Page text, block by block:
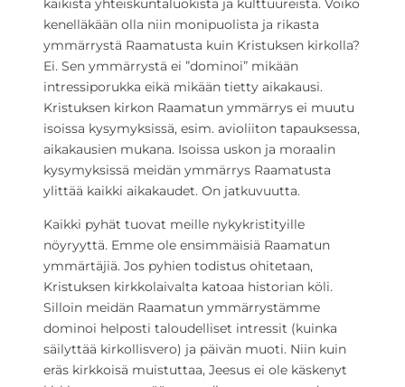
kaikista yhteiskuntaluokista ja kulttuureista. Voiko
kenelläkään olla niin monipuolista ja rikasta
ymmärrystä Raamatusta kuin Kristuksen kirkolla?
Ei. Sen ymmärrystä ei ”dominoi” mikään
intressiporukka eikä mikään tietty aikakausi.
Kristuksen kirkon Raamatun ymmärrys ei muutu
isoissa kysymyksissä, esim. avioliiton tapauksessa,
aikakausien mukana. Isoissa uskon ja moraalin
kysymyksissä meidän ymmärrys Raamatusta
ylittää kaikki aikakaudet. On jatkuvuutta.
Kaikki pyhät tuovat meille nykykristityille
nöyryyttä. Emme ole ensimmäisiä Raamatun
ymmärtäjiä. Jos pyhien todistus ohitetaan,
Kristuksen kirkkolaivalta katoaa historian köli.
Silloin meidän Raamatun ymmärrystämme
dominoi helposti taloudelliset intressit (kuinka
säilyttää kirkollisvero) ja päivän muoti. Niin kuin
eräs kirkkoisä muistuttaa, Jeesus ei ole käskenyt